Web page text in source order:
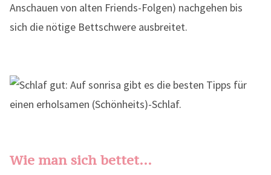
Anschauen von alten Friends-Folgen) nachgehen bis
sich die nötige Bettschwere ausbreitet.
Wie man sich bettet…